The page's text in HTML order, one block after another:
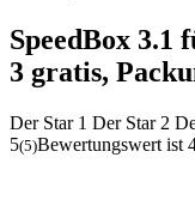
SpeedBox 3.1
3 gratis,
Der Star 1 Der Star 2
5(5)Bewertungswert ist